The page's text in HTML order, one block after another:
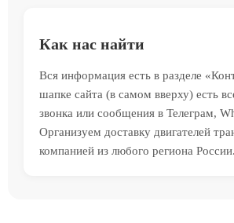
Как нас найти
Вся информация есть в разделе
шапке сайта (в самом вверху) есть
звонка или сообщения в Телеграм,
Организуем доставку двигателей
компанией из любого региона России.